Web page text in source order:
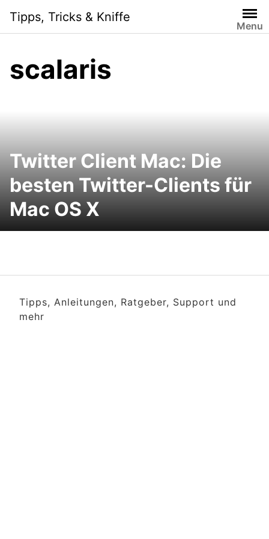
content
Tipps, Tricks & Kniffe
Menu
scalaris
Twitter Client Mac: Die
besten Twitter-Clients für
Mac OS X
Tipps, Anleitungen, Ratgeber, Support und
mehr